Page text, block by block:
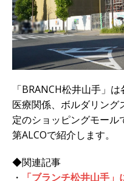
「BRANCH松井山手」
医療関係、ボルダリン
定のショッピングモール
第ALCOで紹介します。
◆関連記事
・
「ブランチ松井山手